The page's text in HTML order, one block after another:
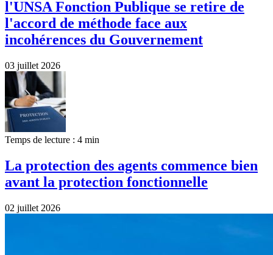
l'UNSA Fonction Publique se retire de
l'accord de méthode face aux
incohérences du Gouvernement
03 juillet 2026
Temps de lecture : 4 min
La protection des agents commence bien
avant la protection fonctionnelle
02 juillet 2026